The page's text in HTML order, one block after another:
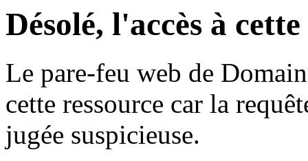
Désolé, l'accès à
Le pare-feu web de
cette ressource car la
jugée suspicieuse.